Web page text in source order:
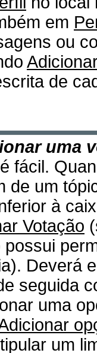
em
ou
de
uma
fácil.
de um
à
Votação
Deverá
seguida
uma
um